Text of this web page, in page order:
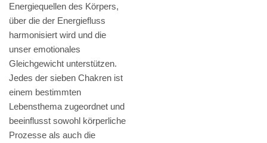
Energiequellen des Körpers,
über die der Energiefluss
harmonisiert wird und die
unser emotionales
Gleichgewicht unterstützen.
Jedes der sieben Chakren ist
einem bestimmten
Lebensthema zugeordnet und
beeinflusst sowohl körperliche
Prozesse als auch die